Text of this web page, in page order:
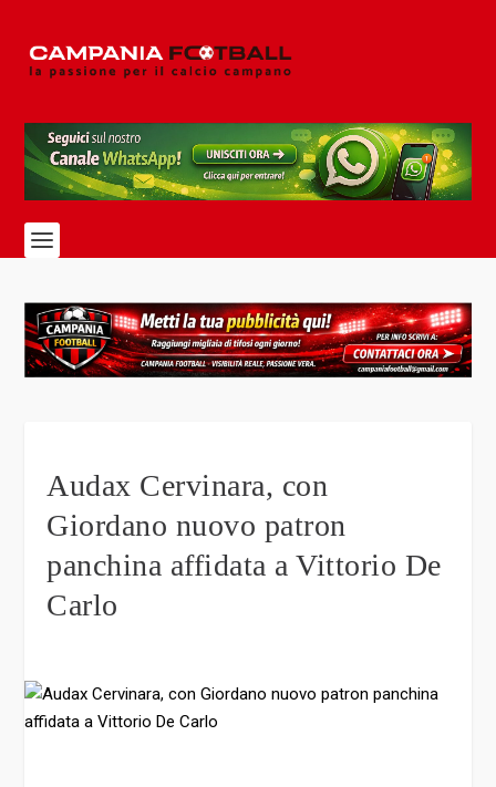
Audax Cervinara, con
Giordano nuovo patron
panchina affidata a Vittorio De
Carlo